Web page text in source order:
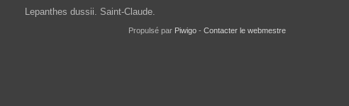
Lepanthes dussii. Saint-Claude.
Propulsé par Piwigo - Contacter le webmestre